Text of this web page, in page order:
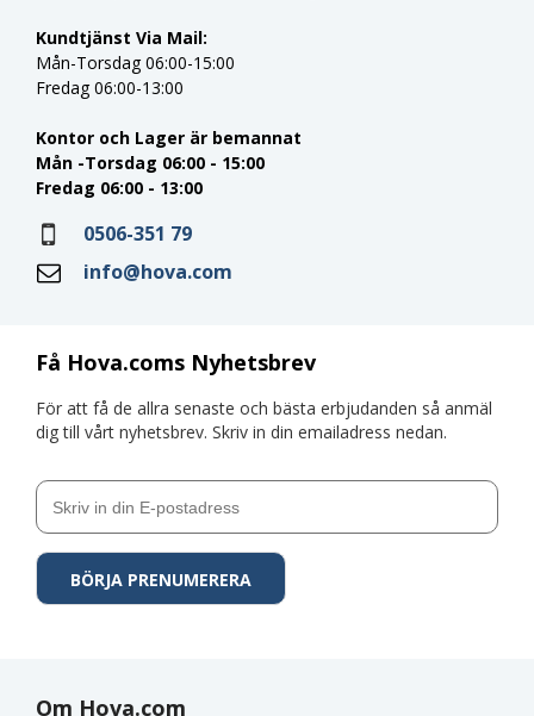
Få Hova.coms Nyhetsbrev
För att få de allra senaste och bästa erbjudanden så anmäl
dig till vårt nyhetsbrev. Skriv in din emailadress nedan.
Kundtjänst Via Mail:
Mån-Torsdag 06:00-15:00
Fredag 06:00-13:00
Kontor och Lager är bemannat
Mån -Torsdag 06:00 - 15:00
Fredag 06:00 - 13:00
0506-351 79
info@hova.com
Om Hova.com